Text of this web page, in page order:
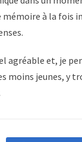
à la fois
agréable et, je
moins jeunes,